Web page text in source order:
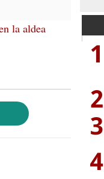
la aldea
1
2
3
4